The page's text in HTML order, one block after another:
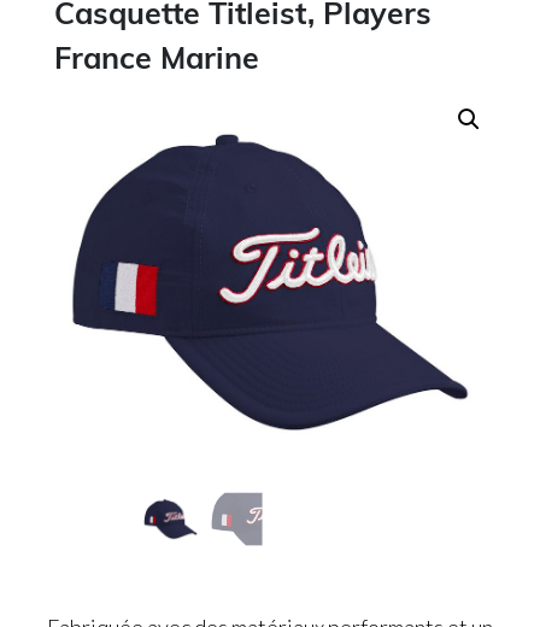
Casquette Titleist, Players
France Marine